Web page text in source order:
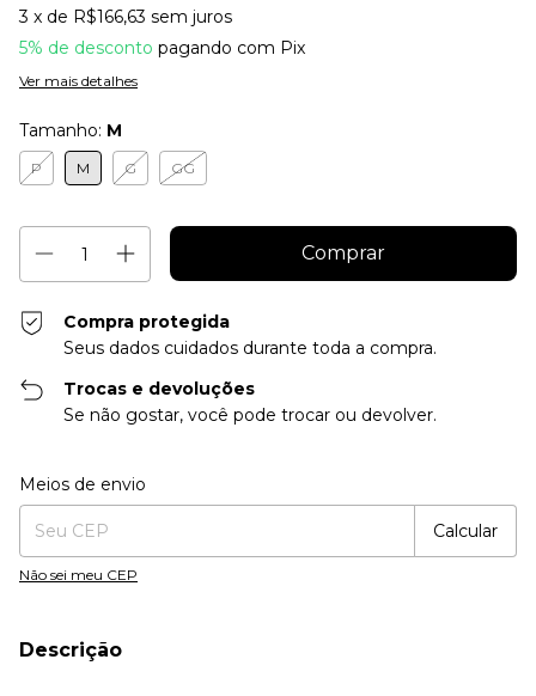
3 x de R$166,63 sem juros
5% de desconto pagando com Pix
Ver mais detalhes
Tamanho: M
P M G GG
Compra protegida
Seus dados cuidados durante toda a compra.
Trocas e devoluções
Se não gostar, você pode trocar ou devolver.
Entregas para o CEP:
Meios de envio
Calcular
Não sei meu CEP
Descrição